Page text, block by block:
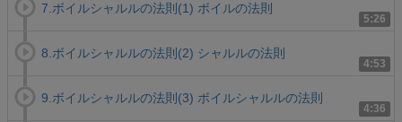
5:26
7.ボイルシャルルの法則(1) ボイルの法則
4:53
8.ボイルシャルルの法則(2) シャルルの法則
4:36
9.ボイルシャルルの法則(3) ボイルシャルルの法則